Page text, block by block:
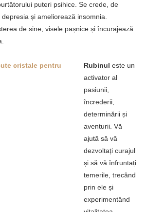
puteri psihice. Se crede, de
și ameliorează insomnia.
de sine, visele pașnice și încurajează
Rubinul este un
activator al
pasiunii,
încrederii,
determinării și
aventurii. Vă
ajută să vă
dezvoltați curajul
și să vă înfruntați
temerile, trecând
prin ele și
experimentând